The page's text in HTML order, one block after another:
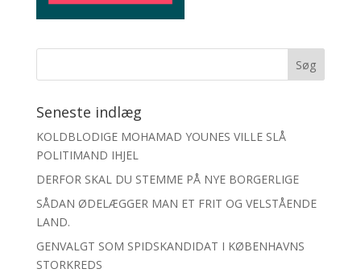
Seneste indlæg
KOLDBLODIGE MOHAMAD YOUNES VILLE SLÅ
POLITIMAND IHJEL
DERFOR SKAL DU STEMME PÅ NYE BORGERLIGE
SÅDAN ØDELÆGGER MAN ET FRIT OG VELSTÅENDE
LAND.
GENVALGT SOM SPIDSKANDIDAT I KØBENHAVNS
STORKREDS